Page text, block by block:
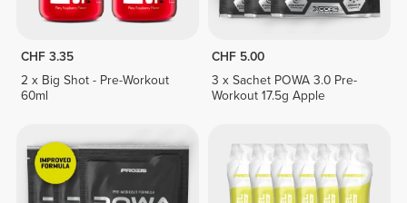
CHF 3.35
2 x Big Shot - Pre-Workout
60ml
CHF 5.00
3 x Sachet POWA 3.0 Pre-
Workout 17.5g Apple